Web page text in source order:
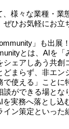
、様々な業種・業
ぜひお気軽にお立
」も出展
とは、AIを「
シェアしあう共創
どまらず、非エン
で使える」こと
談ができる場とな
を実務へ落とし込
イン策定といった